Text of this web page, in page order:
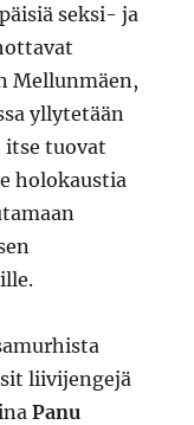
seksi- ja
Mellunmäen,
yllytetään
itse tuovat
holokaustia
liivijengejä
Panu